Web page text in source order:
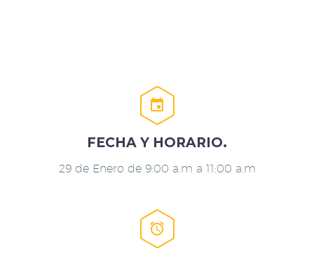


FECHA Y HORARIO.
29 de Enero de 9:00 a.m a 11:00 a.m

